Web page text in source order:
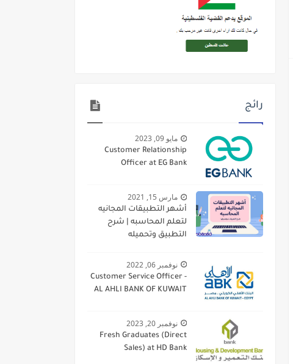
رائج
مايو 09, 2023
Customer Relationship
Officer at EG Bank
مارس 15, 2021
أشهر التطبيقات المجانيه
لتعلم المحاسبه | شرح
التطبيق وتحميله
نوفمبر 06, 2022
Customer Service Officer -
AL AHLI BANK OF KUWAIT
نوفمبر 20, 2023
Fresh Graduates (Direct
Sales) at HD Bank